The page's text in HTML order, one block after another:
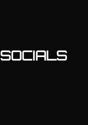
SOCIALS